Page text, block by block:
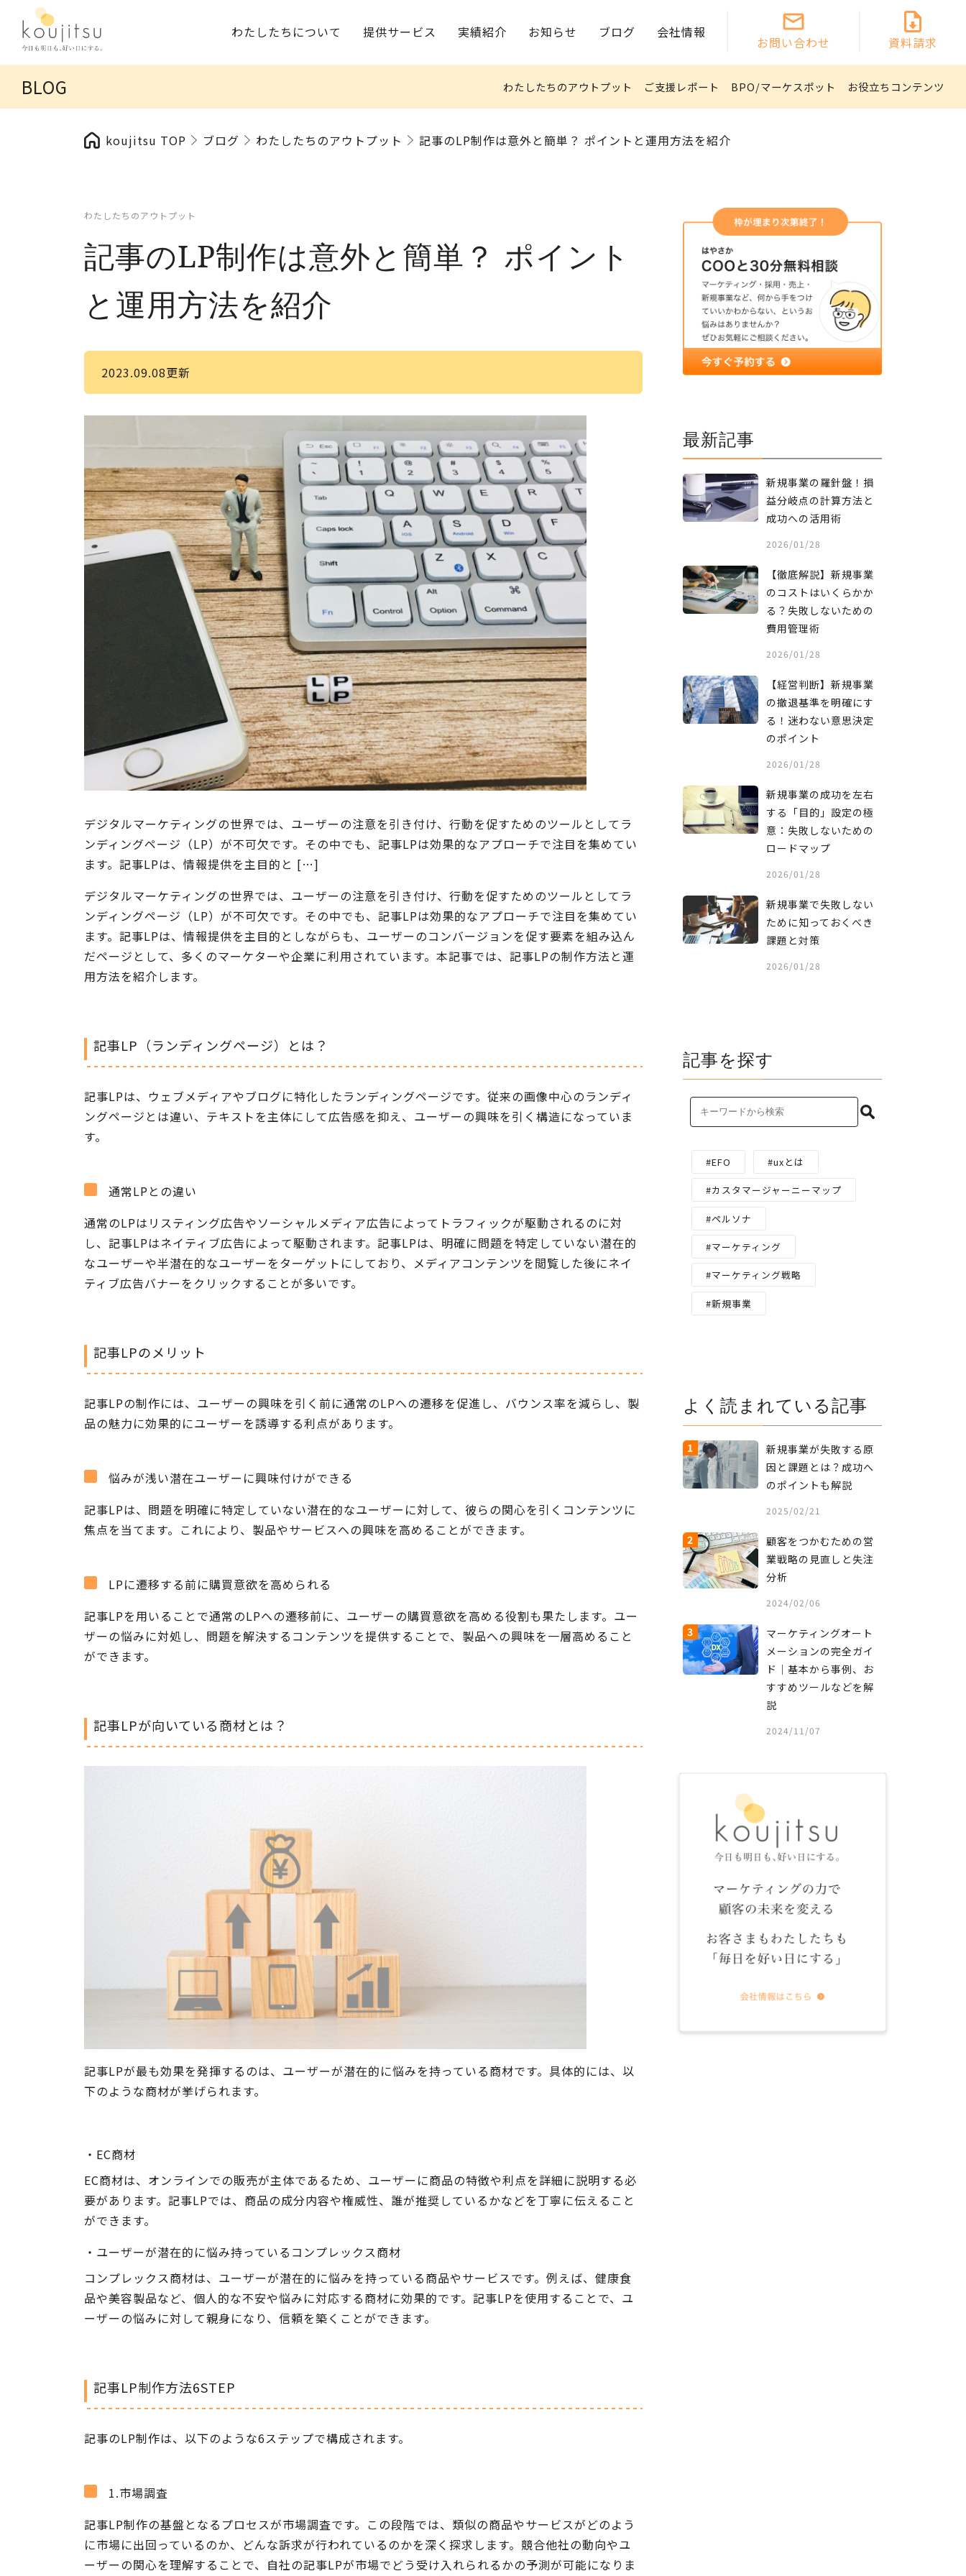
わたしたちについて 提供サービス 実績紹介 お知らせ ブログ 会社情報
お問い合わせ 資料請求
BLOG わたしたちのアウトプット ご支援レポート BPO/マーケスポット お役立ちコンテンツ
koujitsu TOP ブログ わたしたちのアウトプット 記事のLP制作は意外と簡単？ ポイントと運用方法を紹介
わたしたちのアウトプット
記事のLP制作は意外と簡単？ ポイント
と運用方法を紹介
2023.09.08更新
デジタルマーケティングの世界では、ユーザーの注意を引き付け、行動を促すためのツールとしてラ
ンディングページ（LP）が不可欠です。その中でも、記事LPは効果的なアプローチで注目を集めてい
ます。記事LPは、情報提供を主目的と […]
デジタルマーケティングの世界では、ユーザーの注意を引き付け、行動を促すためのツールとしてラ
ンディングページ（LP）が不可欠です。その中でも、記事LPは効果的なアプローチで注目を集めてい
ます。記事LPは、情報提供を主目的としながらも、ユーザーのコンバージョンを促す要素を組み込ん
だページとして、多くのマーケターや企業に利用されています。本記事では、記事LPの制作方法と運
用方法を紹介します。
記事LP（ランディングページ）とは？
記事LPは、ウェブメディアやブログに特化したランディングページです。従来の画像中心のランディ
ングページとは違い、テキストを主体にして広告感を抑え、ユーザーの興味を引く構造になっていま
す。
通常LPとの違い
通常のLPはリスティング広告やソーシャルメディア広告によってトラフィックが駆動されるのに対
し、記事LPはネイティブ広告によって駆動されます。記事LPは、明確に問題を特定していない潜在的
なユーザーや半潜在的なユーザーをターゲットにしており、メディアコンテンツを閲覧した後にネイ
ティブ広告バナーをクリックすることが多いです。
記事LPのメリット
記事LPの制作には、ユーザーの興味を引く前に通常のLPへの遷移を促進し、バウンス率を減らし、製
品の魅力に効果的にユーザーを誘導する利点があります。
悩みが浅い潜在ユーザーに興味付けができる
記事LPは、問題を明確に特定していない潜在的なユーザーに対して、彼らの関心を引くコンテンツに
焦点を当てます。これにより、製品やサービスへの興味を高めることができます。
LPに遷移する前に購買意欲を高められる
記事LPを用いることで通常のLPへの遷移前に、ユーザーの購買意欲を高める役割も果たします。ユー
ザーの悩みに対処し、問題を解決するコンテンツを提供することで、製品への興味を一層高めること
ができます。
記事LPが向いている商材とは？
記事LPが最も効果を発揮するのは、ユーザーが潜在的に悩みを持っている商材です。具体的には、以
下のような商材が挙げられます。
・EC商材
EC商材は、オンラインでの販売が主体であるため、ユーザーに商品の特徴や利点を詳細に説明する必
要があります。記事LPでは、商品の成分内容や権威性、誰が推奨しているかなどを丁寧に伝えること
ができます。
・ユーザーが潜在的に悩み持っているコンプレックス商材
コンプレックス商材は、ユーザーが潜在的に悩みを持っている商品やサービスです。例えば、健康食
品や美容製品など、個人的な不安や悩みに対応する商材に効果的です。記事LPを使用することで、ユ
ーザーの悩みに対して親身になり、信頼を築くことができます。
記事LP制作方法6STEP
記事のLP制作は、以下のような6ステップで構成されます。
1.市場調査
記事LP制作の基盤となるプロセスが市場調査です。この段階では、類似の商品やサービスがどのよう
に市場に出回っているのか、どんな訴求が行われているのかを深く探求します。競合他社の動向やユ
ーザーの関心を理解することで、自社の記事LPが市場でどう受け入れられるかの予測が可能になりま
最新記事
新規事業の羅針盤！損
益分岐点の計算方法と
成功への活用術
2026/01/28
【徹底解説】新規事業
のコストはいくらかか
る？失敗しないための
費用管理術
2026/01/28
【経営判断】新規事業
の撤退基準を明確にす
る！迷わない意思決定
のポイント
2026/01/28
新規事業の成功を左右
する「目的」設定の極
意：失敗しないための
ロードマップ
2026/01/28
新規事業で失敗しない
ために知っておくべき
課題と対策
2026/01/28
記事を探す
EFO uxとは
カスタマージャーニーマップ
ペルソナ
マーケティング
マーケティング戦略
新規事業
よく読まれている記事
1
新規事業が失敗する原
因と課題とは？成功へ
のポイントも解説
2025/02/21
2
顧客をつかむための営
業戦略の見直しと失注
分析
2024/02/06
3
マーケティングオート
メーションの完全ガイ
ド｜基本から事例、お
すすめツールなどを解
説
2024/11/07